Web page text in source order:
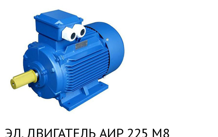
ЭЛ. ДВИГАТЕЛЬ AИP 225 M8